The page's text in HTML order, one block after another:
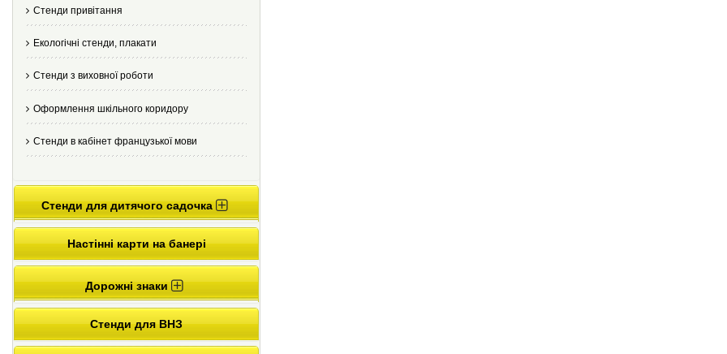
Стенди привітання
Екологічні стенди, плакати
Стенди з виховної роботи
Оформлення шкільного коридору
Стенди в кабінет французької мови
Стенди для дитячого садочка
Настінні карти на банері
Дорожні знаки
Стенди для ВНЗ